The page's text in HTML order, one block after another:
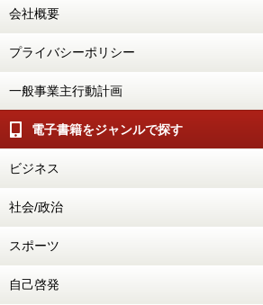
会社概要
プライバシーポリシー
一般事業主行動計画
電子書籍をジャンルで探す
ビジネス
社会/政治
スポーツ
自己啓発